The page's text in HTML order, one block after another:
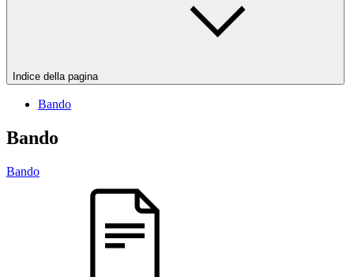
Indice della pagina
Bando
Bando
Bando